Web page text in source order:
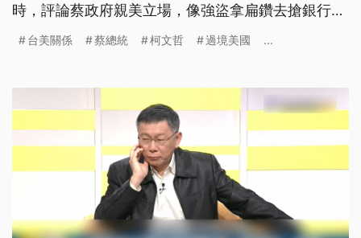
時，評論蔡政府親美立場，像強盜拿扁鑽去搶銀行，
批評認知錯誤，對國際社會釋放錯誤訊息。
連任之路，得有突破才走得順利，傳出蔡總統今年上
半年可望訪問
台美關係 蔡總統 柯文哲 過境美國 ...